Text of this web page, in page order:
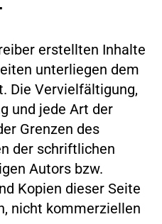
erstellten Inhalte
unterliegen dem
Die Vervielfältigung,
und jede Art der
Grenzen des
der schriftlichen
Autors bzw.
Kopien dieser Seite
nicht kommerziellen